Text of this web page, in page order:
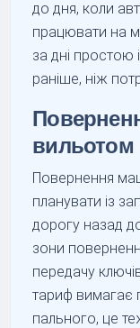
до дня, коли
працювати на
за дні простою
раніше, ніж
вильотом
Повернення
планувати із
дорогу назад
зони
передачу
тариф вимагає
пального, це